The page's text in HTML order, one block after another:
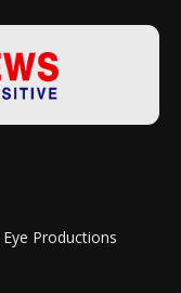
Productions